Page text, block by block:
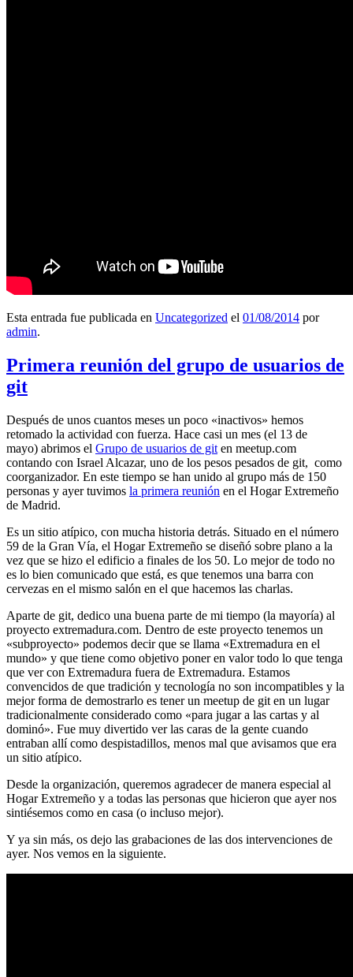
Esta entrada fue publicada en Uncategorized el 01/08/2014 por
admin.
Primera reunión del grupo de usuarios de
git
Después de unos cuantos meses un poco «inactivos» hemos
retomado la actividad con fuerza. Hace casi un mes (el 13 de
mayo) abrimos el Grupo de usuarios de git en meetup.com
contando con Israel Alcazar, uno de los pesos pesados de git, como
coorganizador. En este tiempo se han unido al grupo más de 150
personas y ayer tuvimos la primera reunión en el Hogar Extremeño
de Madrid.
Es un sitio atípico, con mucha historia detrás. Situado en el número
59 de la Gran Vía, el Hogar Extremeño se diseñó sobre plano a la
vez que se hizo el edificio a finales de los 50. Lo mejor de todo no
es lo bien comunicado que está, es que tenemos una barra con
cervezas en el mismo salón en el que hacemos las charlas.
Aparte de git, dedico una buena parte de mi tiempo (la mayoría) al
proyecto extremadura.com. Dentro de este proyecto tenemos un
«subproyecto» podemos decir que se llama «Extremadura en el
mundo» y que tiene como objetivo poner en valor todo lo que tenga
que ver con Extremadura fuera de Extremadura. Estamos
convencidos de que tradición y tecnología no son incompatibles y la
mejor forma de demostrarlo es tener un meetup de git en un lugar
tradicionalmente considerado como «para jugar a las cartas y al
dominó». Fue muy divertido ver las caras de la gente cuando
entraban allí como despistadillos, menos mal que avisamos que era
un sitio atípico.
Desde la organización, queremos agradecer de manera especial al
Hogar Extremeño y a todas las personas que hicieron que ayer nos
sintiésemos como en casa (o incluso mejor).
Y ya sin más, os dejo las grabaciones de las dos intervenciones de
ayer. Nos vemos en la siguiente.